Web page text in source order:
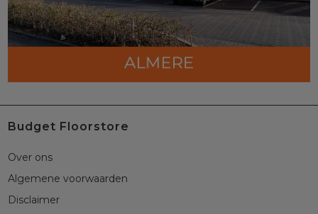
Budget Floorstore
Over ons
Algemene voorwaarden
Disclaimer